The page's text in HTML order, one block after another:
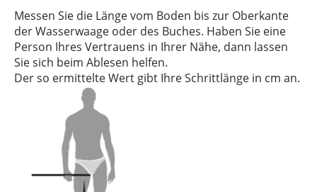
Messen Sie die Länge vom Boden bis zur Oberkante
der Wasserwaage oder des Buches. Haben Sie eine
Person Ihres Vertrauens in Ihrer Nähe, dann lassen
Sie sich beim Ablesen helfen.
Der so ermittelte Wert gibt Ihre Schrittlänge in cm an.